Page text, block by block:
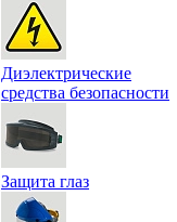
Диэлектрические
средства безопасности
Защита глаз